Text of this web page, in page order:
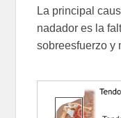
La principal
nadador es la
sobreesfuerzo y